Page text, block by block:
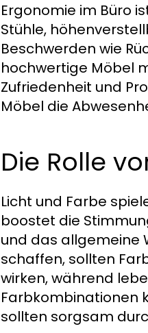
Ergonomie im Büro
Stühle,
Beschwerden wie
hochwertige Möbel
Zufriedenheit und
Möbel die
Die Rolle
Licht und Farbe
boostet die
und das allgemeine
schaffen, sollten
wirken, während
Farbkombinationen
sollten sorgsam